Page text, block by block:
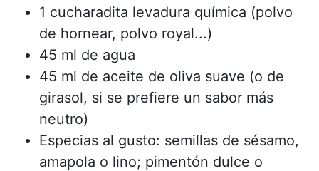
1 cucharadita levadura química (polvo
de hornear, polvo royal...)
45 ml de agua
45 ml de aceite de oliva suave (o de
girasol, si se prefiere un sabor más
neutro)
Especias al gusto: semillas de sésamo,
amapola o lino; pimentón dulce o